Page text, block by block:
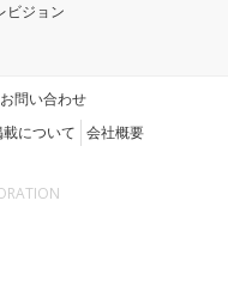
ビジョン
お問い合わせ
について 会社概要